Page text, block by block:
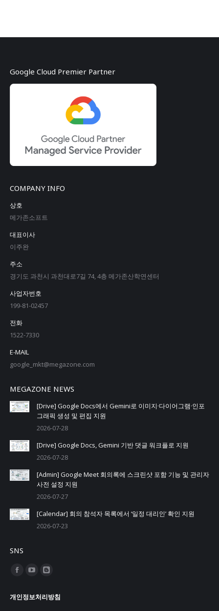
Google Cloud Premier Partner
COMPANY INFO
상호
메가존소프트
대표이사
이주완
주소
경기도 과천시 과천대로7길 74, 4층 메가존산학연센터
사업자번호
199-81-02457
전화
1522-7330
E-MAIL
google_mkt@megazone.com
MEGAZONE NEWS
[Drive] Google Docs에서 Gemini로 이미지·다이어그램·인포
그래픽 생성 및 편집 지원
2026-07-28
[Drive] Google Docs, Gemini 기반 댓글 워크플로 지원
2026-07-28
[Admin] Google Meet 회의록에 스크린샷 포함 기능 및 관리자
사전 설정 지원
2026-07-27
[Calendar] 회의 참석자 목록에서 ‘일정 대리인’ 확인 지원
2026-07-23
SNS
Find us on:
Facebook
opens
YouTube
opens
Blogger
opens
개인정보처리방침